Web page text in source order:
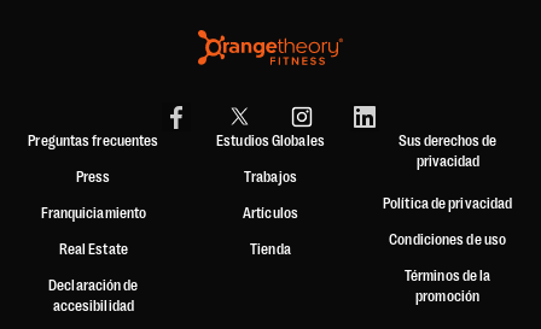
Preguntas frecuentes
Press
Franquiciamiento
Real Estate
Declaración de
accesibilidad
Estudios Globales
Trabajos
Artículos
Tienda
Sus derechos de
privacidad
Política de privacidad
Condiciones de uso
Términos de la
promoción